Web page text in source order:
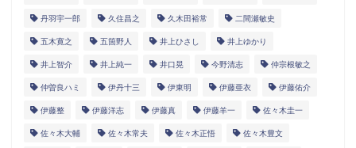
丹羽宇一郎 久住昌之 久木田裕常 二間瀬敏史
五木寛之 五箇野人 井上ひさし 井上ゆかり
井上智介 井上純一 井口晃 今野清志 仲宗根敏之
仲曽良ハミ 伊丹十三 伊東明 伊藤亜衣 伊藤佑介
伊藤整 伊藤洋志 伊藤真 伊藤羊一 佐々木圭一
佐々木大輔 佐々木常夫 佐々木正悟 佐々木豊文